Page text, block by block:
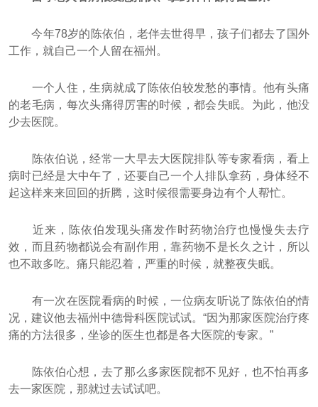
今年78岁的陈依伯，老伴去世得早，孩子们都去了国外
工作，就自己一个人留在福州。
一个人住，生病就成了陈依伯较发愁的事情。他有头痛
的老毛病，每次头痛得厉害的时候，都会失眠。为此，他没
少去医院。
陈依伯说，经常一大早去大医院排队等专家看病，看上
病时已经是大中午了，还要自己一个人排队拿药，身体经不
起这样来来回回的折腾，这时候很需要身边有个人帮忙。
近来，陈依伯发现头痛发作时药物治疗也慢慢失去疗
效，而且药物都说会有副作用，靠药物不是长久之计，所以
也不敢多吃。痛只能忍着，严重的时候，就整夜失眠。
有一次在医院看病的时候，一位病友听说了陈依伯的情
况，建议他去福州中德骨科医院试试。“因为那家医院治疗疼
痛的方法很多，坐诊的医生也都是各大医院的专家。”
陈依伯心想，去了那么多家医院都不见好，也不怕再多
去一家医院，那就过去试试吧。